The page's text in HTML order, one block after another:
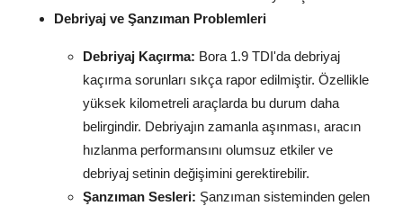
Debriyaj ve Şanzıman Problemleri
Debriyaj Kaçırma: Bora 1.9 TDI'da debriyaj
kaçırma sorunları sıkça rapor edilmiştir. Özellikle
yüksek kilometreli araçlarda bu durum daha
belirgindir. Debriyajın zamanla aşınması, aracın
hızlanma performansını olumsuz etkiler ve
debriyaj setinin değişimini gerektirebilir.
Şanzıman Sesleri: Şanzıman sisteminden gelen